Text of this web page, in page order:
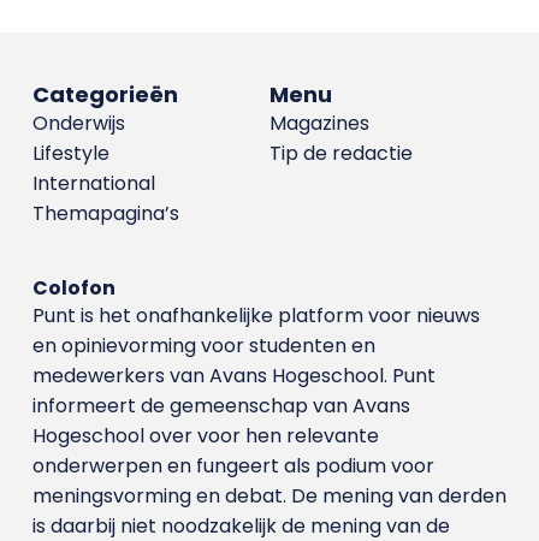
Menu
Magazines
Tip de redactie
Categorieën
Onderwijs
Lifestyle
International
Themapagina’s
Colofon
Punt is het onafhankelijke platform voor nieuws
en opinievorming voor studenten en
medewerkers van Avans Hoge­school. Punt
informeert de gemeenschap van Avans
Hogeschool over voor hen relevante
onderwerpen en fungeert als podium voor
meningsvorming en debat. De mening van derden
is daarbij niet noodzakelijk de mening van de